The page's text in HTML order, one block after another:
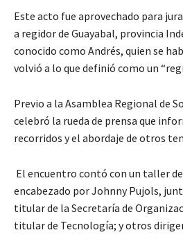
Este acto fue aprovechado para
a regidor de Guayabal, provincia
conocido como Andrés, quien se
volvió a lo que definió como un
Previo a la Asamblea Regional de
celebró la rueda de prensa que
recorridos y el abordaje de otros
El encuentro contó con un taller
encabezado por Johnny Pujols,
titular de la Secretaría de
titular de Tecnología; y otros